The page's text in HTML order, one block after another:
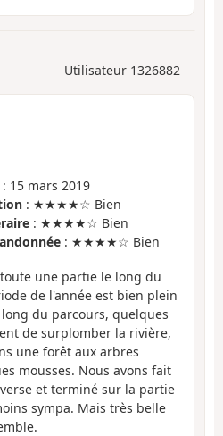
Utilisateur 1326882
: 15 mars 2019
: ★★★★☆ Bien
: ★★★★☆ Bien
: ★★★★☆ Bien
une partie le long du
de l'année est bien plein
du parcours, quelques
de surplomber la rivière,
une forêt aux arbres
mousses. Nous avons fait
et terminé sur la partie
sympa. Mais très belle